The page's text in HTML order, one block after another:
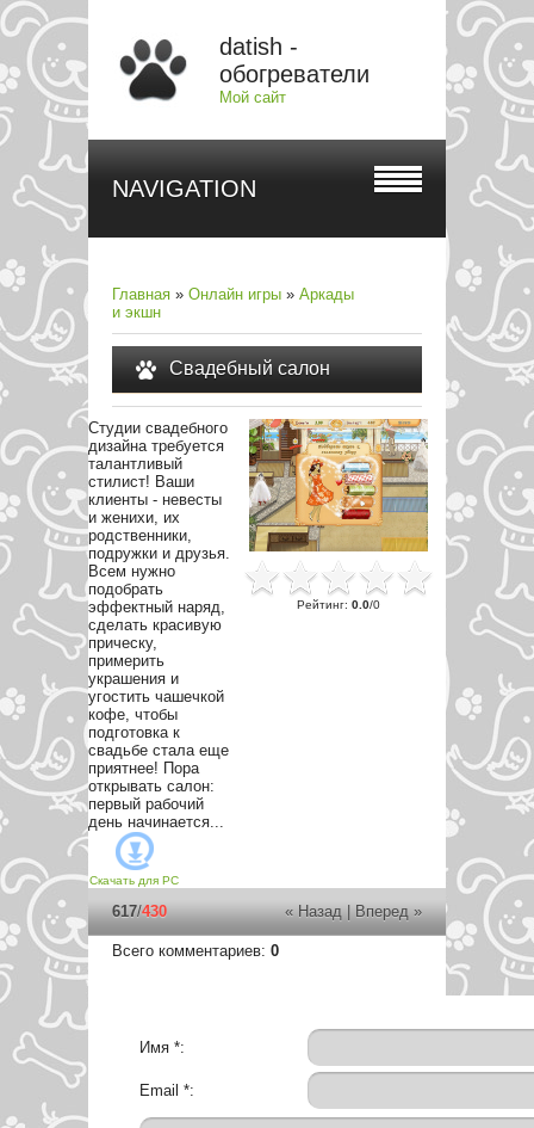
datish -
обогреватели
Мой сайт
NAVIGATION
Главная » Онлайн игры » Аркады
и экшн
Свадебный салон
Студии свадебного
дизайна требуется
талантливый
стилист! Ваши
клиенты - невесты
и женихи, их
родственники,
подружки и друзья.
Всем нужно
подобрать
эффектный наряд,
сделать красивую
прическу,
примерить
украшения и
угостить чашечкой
кофе, чтобы
подготовка к
свадьбе стала еще
приятнее! Пора
открывать салон:
первый рабочий
день начинается...
Скачать для PC
Рейтинг: 0.0/0
« Назад|Вперед »
617/430
Всего комментариев: 0
Имя *:
Email *: